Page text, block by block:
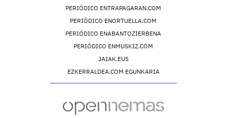
PERIÓDICO ENTRAPAGARAN.COM
PERIÓDICO ENORTUELLA.COM
PERIÓDICO ENABANTOZIERBENA
PERIÓDICO ENMUSKIZ.COM
JAIAK.EUS
EZKERRALDEA.COM EGUNKARIA